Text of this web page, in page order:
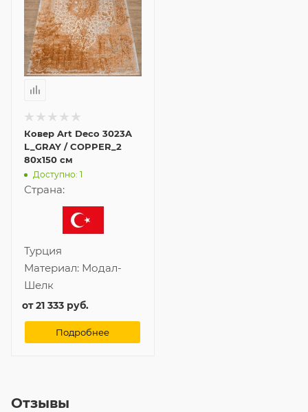
Ковер Art Deco 3023A
L_GRAY / COPPER_2
80x150 см
Доступно: 1
Страна:
Турция
Материал: Модал-
Шелк
от21 333 руб.
Подробнее
Отзывы